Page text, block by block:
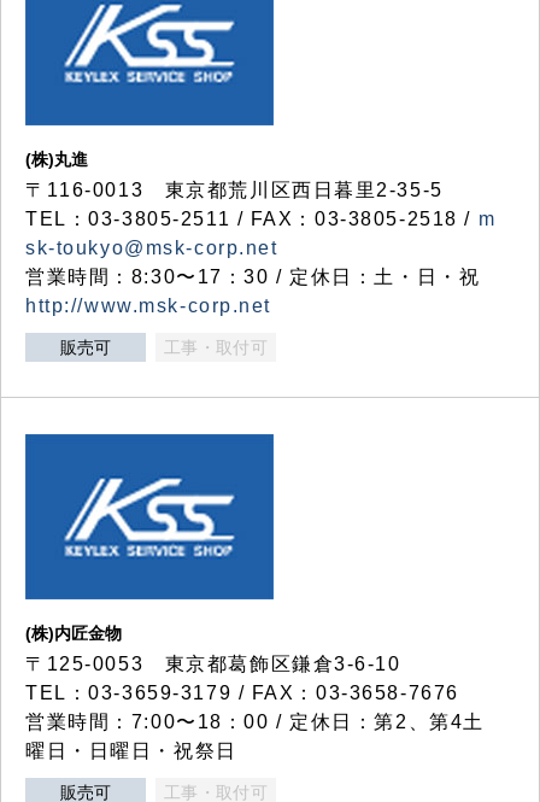
(株)丸進
〒116-0013 東京都荒川区西日暮里2-35-5
TEL：03-3805-2511 / FAX：03-3805-2518 / m
sk-toukyo@msk-corp.net
営業時間：8:30〜17：30 / 定休日：土・日・祝
http://www.msk-corp.net
販売可 工事・取付可
(株)内匠金物
〒125-0053 東京都葛飾区鎌倉3-6-10
TEL：03-3659-3179 / FAX：03-3658-7676
営業時間：7:00〜18：00 / 定休日：第2、第4土
曜日・日曜日・祝祭日
販売可 工事・取付可